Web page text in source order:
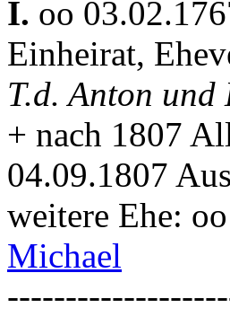
I. oo
Einheirat,
T.d. Anton
+ nach 1807
04.09.1807
weitere Ehe:
Michael